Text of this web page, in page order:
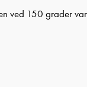
ved 150 grader